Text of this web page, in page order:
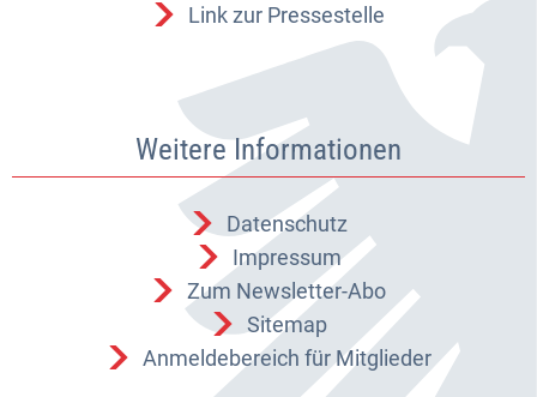
Link zur Pressestelle
Weitere Informationen
Datenschutz
Impressum
Zum Newsletter-Abo
Sitemap
Anmeldebereich für Mitglieder